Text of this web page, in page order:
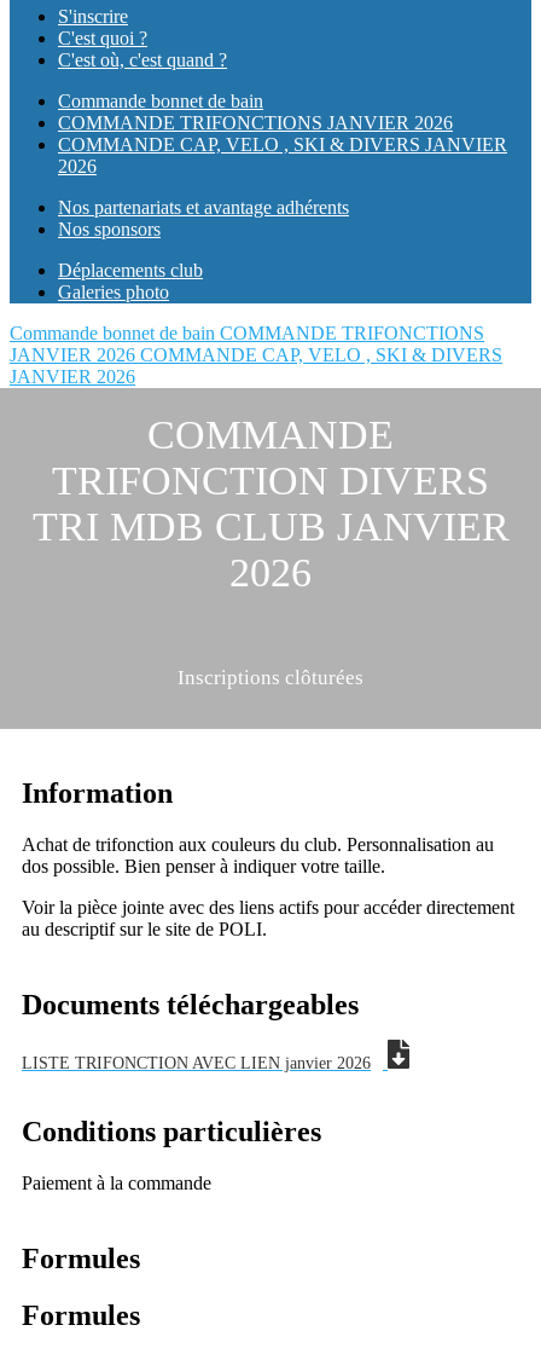
S'inscrire
C'est quoi ?
C'est où, c'est quand ?
Commande bonnet de bain
COMMANDE TRIFONCTIONS JANVIER 2026
COMMANDE CAP, VELO , SKI & DIVERS JANVIER
2026
Nos partenariats et avantage adhérents
Nos sponsors
Déplacements club
Galeries photo
Commande bonnet de bain COMMANDE TRIFONCTIONS
JANVIER 2026 COMMANDE CAP, VELO , SKI & DIVERS
JANVIER 2026
COMMANDE
TRIFONCTION DIVERS
TRI MDB CLUB JANVIER
2026
Inscriptions clôturées
Information
Achat de trifonction aux couleurs du club. Personnalisation au
dos possible. Bien penser à indiquer votre taille.
Voir la pièce jointe avec des liens actifs pour accéder directement
au descriptif sur le site de POLI.
Documents téléchargeables
LISTE TRIFONCTION AVEC LIEN janvier 2026
Conditions particulières
Paiement à la commande
Formules
Formules